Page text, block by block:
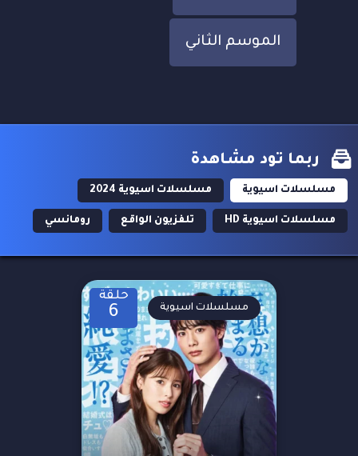
الموسم الثاني
ربما تود مشاهدة
مسلسلات اسيوية مسلسلات اسيوية 2024
مسلسلات اسيوية HD تلفزيون الواقع رومانسي
حلقة
6 مسلسلات اسيوية